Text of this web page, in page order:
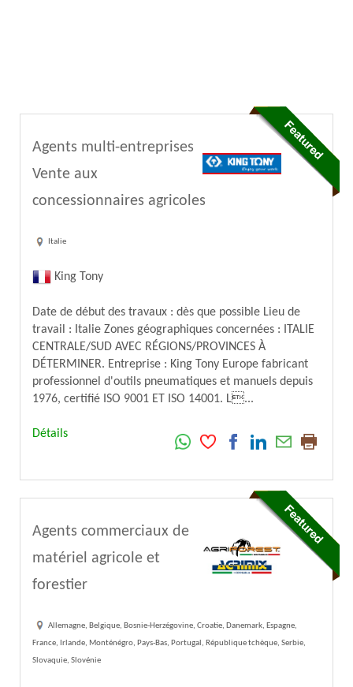
Agents multi-entreprises
Vente aux
concessionnaires agricoles
Italie
King Tony
Date de début des travaux : dès que possible Lieu de
travail : Italie Zones géographiques concernées : ITALIE
CENTRALE/SUD AVEC RÉGIONS/PROVINCES À
DÉTERMINER. Entreprise : King Tony Europe fabricant
professionnel d'outils pneumatiques et manuels depuis
1976, certifié ISO 9001 ET ISO 14001. L...
Détails
Agents commerciaux de
matériel agricole et
forestier
Allemagne, Belgique, Bosnie-Herzégovine, Croatie, Danemark, Espagne,
France, Irlande, Monténégro, Pays-Bas, Portugal, République tchèque, Serbie,
Slovaquie, Slovénie